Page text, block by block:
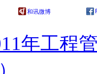
和讯微博
年工程